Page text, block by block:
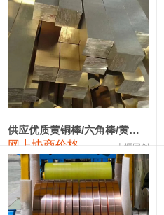
553#硅 9,300—9,500
441#硅 9,600—9,800
3303#硅 10,300—10,500
2202#硅 14,100—14,300
金属硅3303#-2202#
漆包线 111,970—115,970
磷铜合金 110,800—117,600
供应优质黄铜棒/六角棒/黄铜方板
网上协商价格 十堰同创